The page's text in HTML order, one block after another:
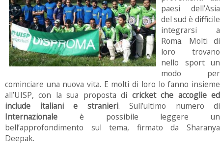
paesi dell’Asia
del sud è difficile
integrarsi a
Roma. Molti di
loro trovano
nello sport un
modo per
cominciare una nuova vita. E molti di loro lo fanno insieme
all’UISP, con la sua proposta di cricket che accoglie ed
include italiani e stranieri. Sull’ultimo numero di
Internazionale è possibile leggere un
bell’approfondimento sul tema, firmato da Sharanya
Deepak.